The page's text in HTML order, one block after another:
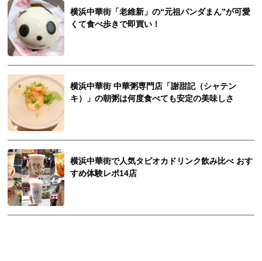
横浜中華街「老維新」の“元祖パンダまん”が可愛
くて食べ歩きで即買い！
横浜中華街 中華粥専門店「謝甜記（シャテン
キ）」の朝粥は何度食べても安定の美味しさ
横浜中華街で人気タピオカドリンク飲み比べ おす
すめ体験レポ14店